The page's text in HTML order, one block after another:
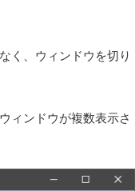
く、ウィンドウを切り
ィンドウが複数表示さ